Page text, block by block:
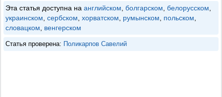
Эта статья доступна на английском болгарском белорусском
украинском сербском хорватском румынском польском
словацком
венгерском
Статья проверена: Поликарпов Савелий